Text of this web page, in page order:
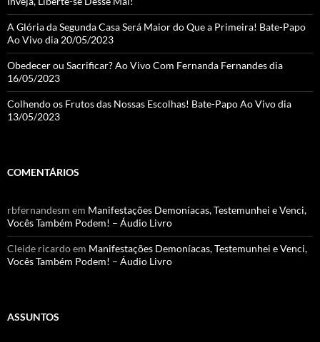
A Glória da Segunda Casa Será Maior do Que a Primeira! Bate-Papo
Ao Vivo dia 20/05/2023
Obedecer ou Sacrificar? Ao Vivo Com Fernanda Fernandes dia
16/05/2023
Colhendo os Frutos das Nossas Escolhas! Bate-Papo Ao Vivo dia
13/05/2023
COMENTÁRIOS
rbfernandesm em Manifestações Demoníacas, Testemunhei e Venci,
Vocês Também Podem! – Áudio Livro
Cleide ricardoem Manifestações Demoníacas, Testemunhei e Venci,
Vocês Também Podem! – Áudio Livro
ASSUNTOS